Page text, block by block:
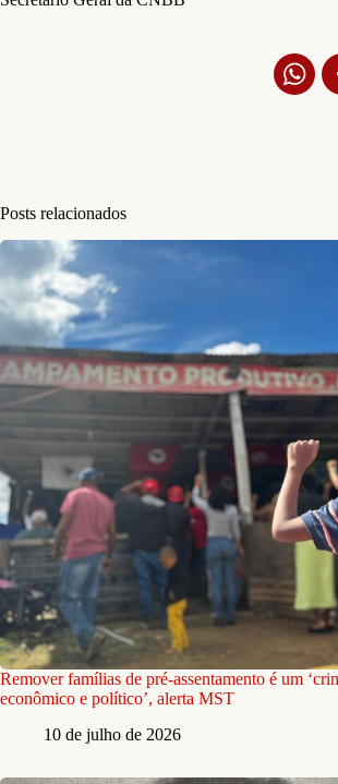
Posts relacionados
Remover famílias de pré-assentamento é um
econômico e político’, alerta MST
10 de julho de 2026